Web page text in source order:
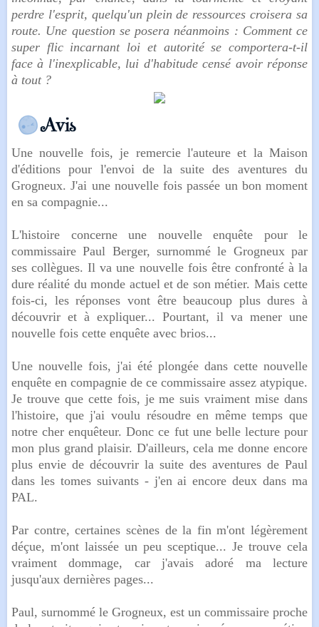
perdre l'esprit, quelqu'un plein de ressources croisera sa
route. Une question se posera néanmoins : Comment ce
super flic incarnant loi et autorité se comportera-t-il
face à l'inexplicable, lui d'habitude censé avoir réponse
à tout ?
Une nouvelle fois, je remercie l'auteure et la Maison
d'éditions pour l'envoi de la suite des aventures du
Grogneux. J'ai une nouvelle fois passée un bon moment
en sa compagnie...
L'histoire concerne une nouvelle enquête pour le
commissaire Paul Berger, surnommé le Grogneux par
ses collègues. Il va une nouvelle fois être confronté à la
dure réalité du monde actuel et de son métier. Mais cette
fois-ci, les réponses vont être beaucoup plus dures à
découvrir et à expliquer... Pourtant, il va mener une
nouvelle fois cette enquête avec brios...
Une nouvelle fois, j'ai été plongée dans cette nouvelle
enquête en compagnie de ce commissaire assez atypique.
Je trouve que cette fois, je me suis vraiment mise dans
l'histoire, que j'ai voulu résoudre en même temps que
notre cher enquêteur. Donc ce fut une belle lecture pour
mon plus grand plaisir. D'ailleurs, cela me donne encore
plus envie de découvrir la suite des aventures de Paul
dans les tomes suivants - j'en ai encore deux dans ma
PAL.
Par contre, certaines scènes de la fin m'ont légèrement
déçue, m'ont laissée un peu sceptique... Je trouve cela
vraiment dommage, car j'avais adoré ma lecture
jusqu'aux dernières pages...
Paul, surnommé le Grogneux, est un commissaire proche